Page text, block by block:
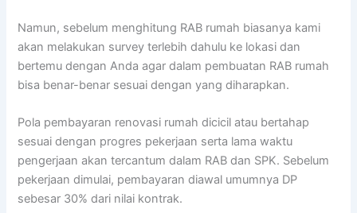
Namun, sebelum menghitung RAB rumah biasanya kami
akan melakukan survey terlebih dahulu ke lokasi dan
bertemu dengan Anda agar dalam pembuatan RAB rumah
bisa benar-benar sesuai dengan yang diharapkan.
Pola pembayaran renovasi rumah dicicil atau bertahap
sesuai dengan progres pekerjaan serta lama waktu
pengerjaan akan tercantum dalam RAB dan SPK. Sebelum
pekerjaan dimulai, pembayaran diawal umumnya DP
sebesar 30% dari nilai kontrak.